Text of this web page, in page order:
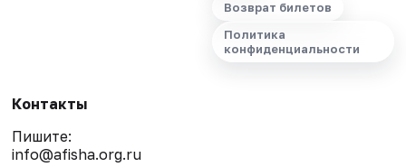
Возврат билетов
Политика
конфиденциальности
Контакты
Пишите:
info@afisha.org.ru